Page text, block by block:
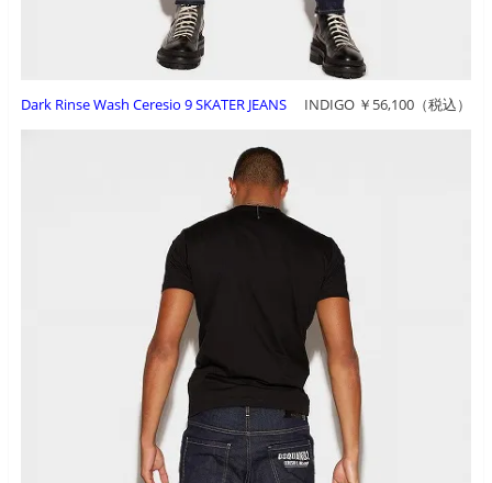
Dark Rinse Wash Ceresio 9 SKATER JEANSINDIGO ￥56,100（税込）